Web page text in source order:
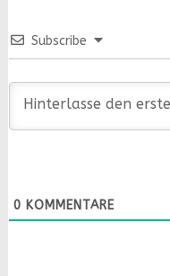
Subscribe
0 KOMMENTARE